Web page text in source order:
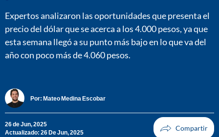
Expertos analizaron las oportunidades que presenta el
precio del dólar que se acerca a los 4.000 pesos, ya que
esta semana llegó a su punto más bajo en lo que va del
año con poco más de 4.060 pesos.
Por: Mateo Medina Escobar
26 de Jun, 2025
Actualizado: 26 De Jun, 2025